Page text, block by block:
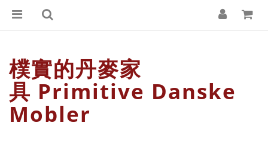
樸實的丹麥家
具 Primitive Danske
Mobler